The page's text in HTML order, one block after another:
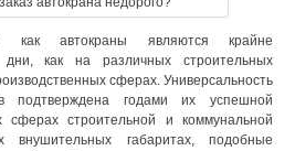
как автокраны являются крайне
как на различных строительных
сферах. Универсальность
подтверждена годами их успешной
сферах строительной и коммунальной
внушительных габаритах, подобные